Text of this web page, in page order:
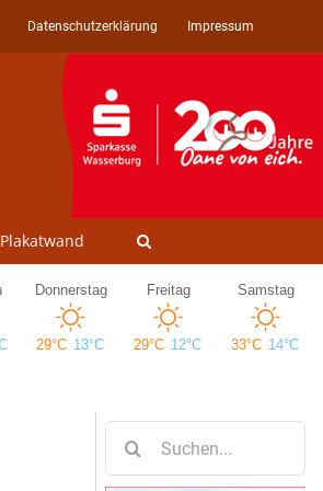
Datenschutzerklärung Impressum
Plakatwand
nach: